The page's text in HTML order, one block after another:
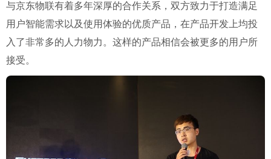
与京东物联有着多年深厚的合作关系，双方致力于打造满足
用户智能需求以及使用体验的优质产品，在产品开发上均投
入了非常多的人力物力。这样的产品相信会被更多的用户所
接受。